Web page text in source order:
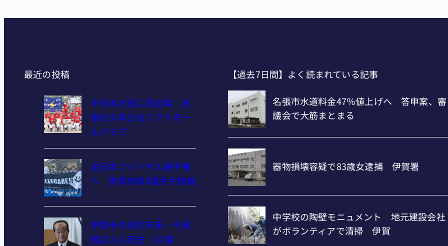
最近の投稿
中日本大会に初出場 名
張の少年少女ソフトボー
ルクラブ
全日本フットサル選手権
へ 伊賀地域4選手が挑戦
伊賀市の初代市長・今岡
睦之さん死去 87歳
【過去7日間】よく読まれている記事